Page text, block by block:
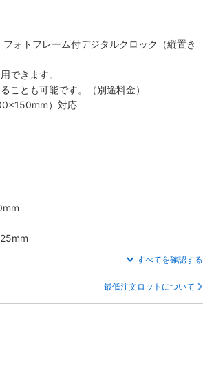
ォトフレーム付デジタルクロック（縦置き
できます。
ことも可能です。（別途料金）
）対応
すべてを確認する
最低注文ロットについて